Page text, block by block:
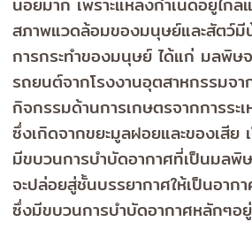
สภาพแวดล้อมของมนุษย์และสัตว์
การกระทำของมนุษย์ ได้แก่ มลพิษ
รถยนต์จากโรงงานอุตสาหกรรมจ
กิจกรรมด้านการเกษตรจากการระ
ซึ่งเกิดจากขยะมูลฝอยและของเสี
มีขบวนการบำบัดอากาศที่เป็นมล
จะปล่อยสู่ชั้นบรรยากาศให้เป็นอา
ซึ่งมีขบวนการบำบัดอากาศหลักๆอ